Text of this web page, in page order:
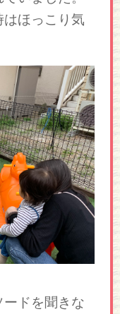
ほっこり気
ドを聞きな